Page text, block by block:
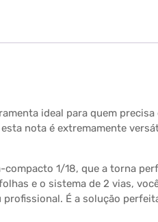
ideal para quem
nota é extremamente
1/18, que a torna
e o sistema de 2 vias,
É a solução